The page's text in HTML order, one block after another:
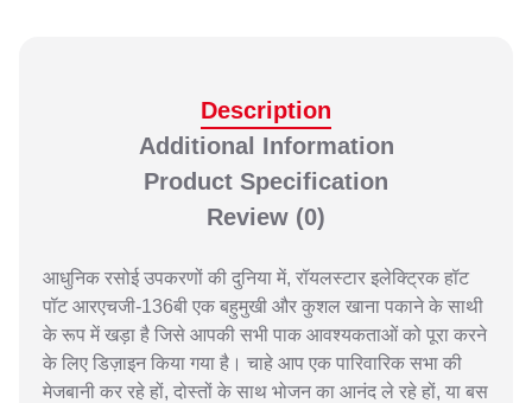
Description
Additional Information
Product Specification
Review (0)
आधुनिक रसोई उपकरणों की दुनिया में, रॉयलस्टार इलेक्ट्रिक हॉट
पॉट आरएचजी-136बी एक बहुमुखी और कुशल खाना पकाने के साथी
के रूप में खड़ा है जिसे आपकी सभी पाक आवश्यकताओं को पूरा करने
के लिए डिज़ाइन किया गया है। चाहे आप एक पारिवारिक सभा की
मेजबानी कर रहे हों, दोस्तों के साथ भोजन का आनंद ले रहे हों, या बस